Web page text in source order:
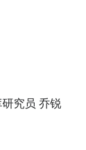
究员 乔锐